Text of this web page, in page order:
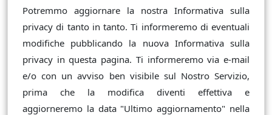
Potremmo aggiornare la nostra Informativa sulla
privacy di tanto in tanto. Ti informeremo di eventuali
modifiche pubblicando la nuova Informativa sulla
privacy in questa pagina. Ti informeremo via e-mail
e/o con un avviso ben visibile sul Nostro Servizio,
prima che la modifica diventi effettiva e
aggiorneremo la data "Ultimo aggiornamento" nella